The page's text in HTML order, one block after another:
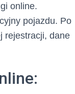
online.
pojazdu. Po
rejestracji, dane